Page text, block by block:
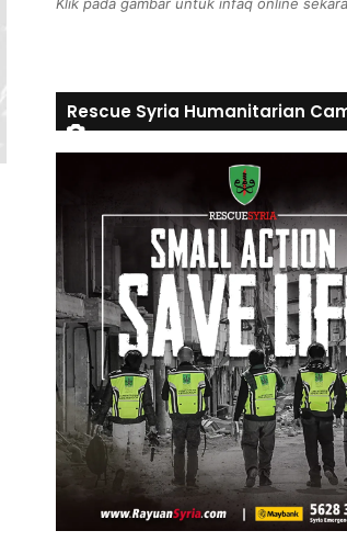
Rescue Syria Humanitarian